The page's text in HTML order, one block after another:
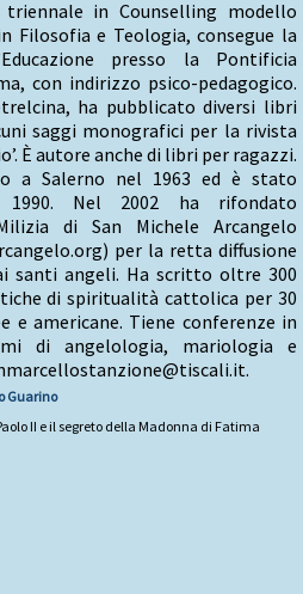
in Counselling modello
Filosofia e Teologia, consegue la
presso la Pontificia
con indirizzo psico-pedagogico.
ha pubblicato diversi libri
saggi monografici per la rivista
È autore anche di libri per ragazzi.
a Salerno nel 1963 ed è stato
1990. Nel 2002 ha rifondato
di San Michele Arcangelo
per la retta diffusione
santi angeli. Ha scritto oltre 300
di spiritualità cattolica per 30
e americane. Tiene conferenze in
di angelologia, mariologia e
Guarino
II e il segreto della Madonna di Fatima